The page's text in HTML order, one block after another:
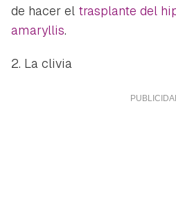
de hacer el trasplante del
amaryllis.
2. La clivia